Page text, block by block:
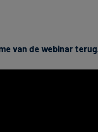
van de webinar